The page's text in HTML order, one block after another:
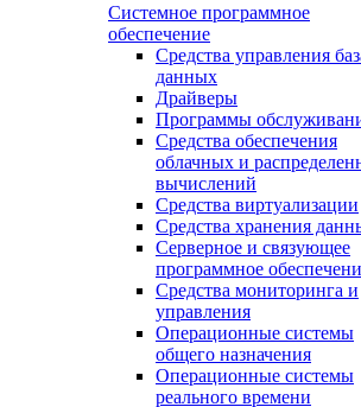
Системное программное
обеспечение
Средства управления
данных
Драйверы
Программы
Средства обеспечения
облачных и
вычислений
Средства виртуализации
Средства хранения
Серверное и связующее
программное
Средства мониторинга и
управления
Операционные системы
общего назначения
Операционные системы
реального времени